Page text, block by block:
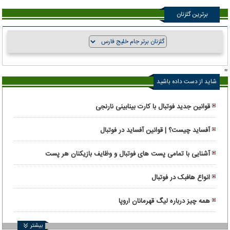
برترین گلزنان
"
شاید از دست داده باشید
قوانین جدید فوتبال با کارت بینابینی نارنجی
آفساید چیست؟ | قوانین آفساید در فوتبال
آشنایی با تمامی پست های فوتبال و وظایف بازیکنان هر پست
انواع هافبک در فوتبال
همه چیز درباره لیگ قهرمانان اروپا
بیشتر